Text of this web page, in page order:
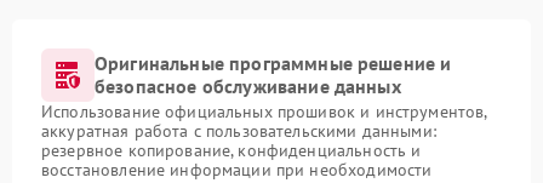
Оригинальные программные решение и
безопасное обслуживание данных
Использование официальных прошивок и инструментов,
аккуратная работа с пользовательскими данными:
резервное копирование, конфиденциальность и
восстановление информации при необходимости